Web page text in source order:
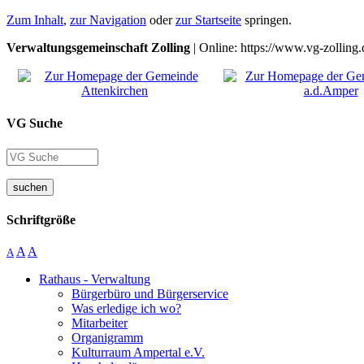
Zum Inhalt, zur Navigation oderzur Startseite springen.
Verwaltungsgemeinschaft Zolling | Online: https://www.vg-
VG Suche
suchen
Schriftgröße
A A A
Rathaus - Verwaltung
Bürgerbüro und Bürgerservice
Was erledige ich wo?
Mitarbeiter
Organigramm
Kulturraum Ampertal e.V.